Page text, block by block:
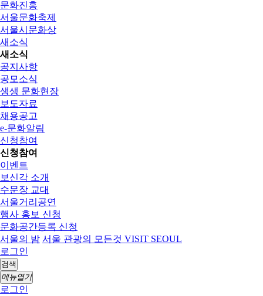
문화진흥
서울문화축제
서울시문화상
새소식
새소식
공지사항
공모소식
생생 문화현장
보도자료
채용공고
e-문화알림
신청참여
신청참여
이벤트
보신각 소개
수문장 교대
서울거리공연
행사 홍보 신청
문화공간등록 신청
서울의 밤 서울 관광의 모든것 VISIT SEOUL
로그인
검색
메뉴열기
로그인